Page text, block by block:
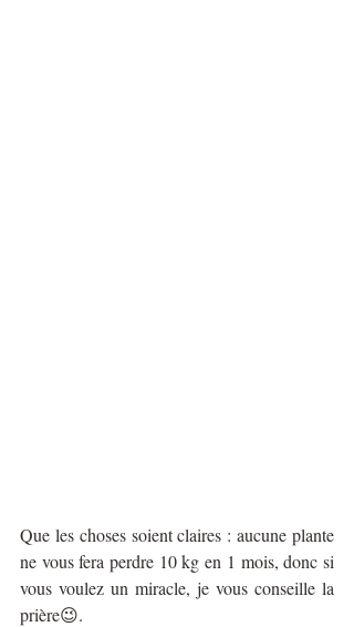
Que les choses soient claires : aucune plante
ne vous fera perdre 10 kg en 1 mois, donc si
vous voulez un miracle, je vous conseille la
prière😉.